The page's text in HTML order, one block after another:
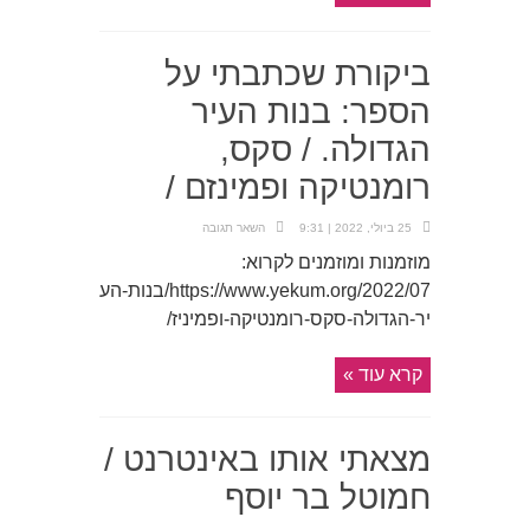
ביקורת שכתבתי על
הספר: בנות העיר
הגדולה. / סקס,
רומנטיקה ופמינזם /
25 ביולי, 2022 | 9:31 השאר תגובה
מוזמנות ומוזמנים לקרוא:
https://www.yekum.org/2022/07/בנות-הע
יר-הגדולה-סקס-רומנטיקה-ופמיניז/
קרא עוד »
מצאתי אותו באינטרנט /
חמוטל בר יוסף